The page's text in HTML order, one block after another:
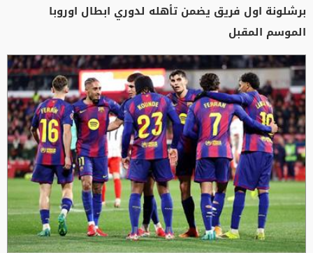
برشلونة اول فريق يضمن تأهله لدوري ابطال اوروبا
الموسم المقبل